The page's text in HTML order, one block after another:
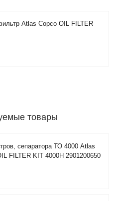
Atlas Copco OIL FILTER
товары
сепаратора ТО 4000 Atlas
FILTER KIT 4000H 2901200650